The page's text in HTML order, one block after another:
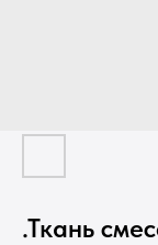
.Ткань